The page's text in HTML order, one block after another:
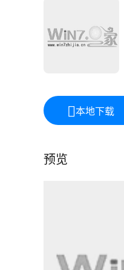
本地下载
预览